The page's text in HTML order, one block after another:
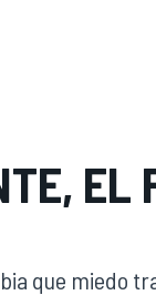
EL
que miedo